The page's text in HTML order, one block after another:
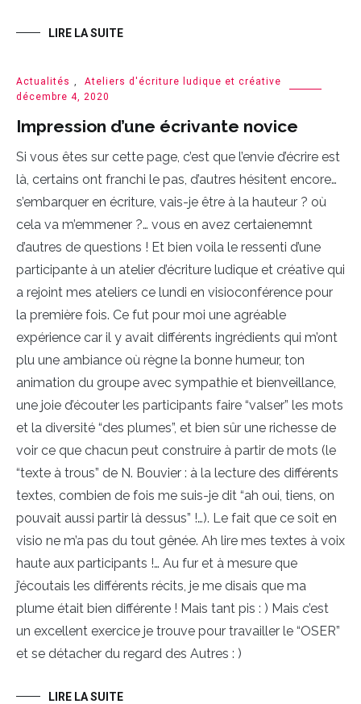
LIRE LA SUITE
Actualités ,
Ateliers d'écriture ludique et créative
décembre 4, 2020
Impression d’une écrivante novice
Si vous êtes sur cette page, c’est que l’envie d’écrire est
là, certains ont franchi le pas, d’autres hésitent encore…
s’embarquer en écriture, vais-je être à la hauteur ? où
cela va m’emmener ?… vous en avez certaienemnt
d’autres de questions ! Et bien voila le ressenti d’une
participante à un atelier d’écriture ludique et créative qui
a rejoint mes ateliers ce lundi en visioconférence pour
la première fois. Ce fut pour moi une agréable
expérience car il y avait différents ingrédients qui m’ont
plu une ambiance où règne la bonne humeur, ton
animation du groupe avec sympathie et bienveillance,
une joie d’écouter les participants faire “valser” les mots
et la diversité “des plumes”, et bien sûr une richesse de
voir ce que chacun peut construire à partir de mots (le
“texte à trous” de N. Bouvier : à la lecture des différents
textes, combien de fois me suis-je dit “ah oui, tiens, on
pouvait aussi partir là dessus” !…). Le fait que ce soit en
visio ne m’a pas du tout gênée. Ah lire mes textes à voix
haute aux participants !… Au fur et à mesure que
j’écoutais les différents récits, je me disais que ma
plume était bien différente ! Mais tant pis : ) Mais c’est
un excellent exercice je trouve pour travailler le “OSER”
et se détacher du regard des Autres : )
LIRE LA SUITE